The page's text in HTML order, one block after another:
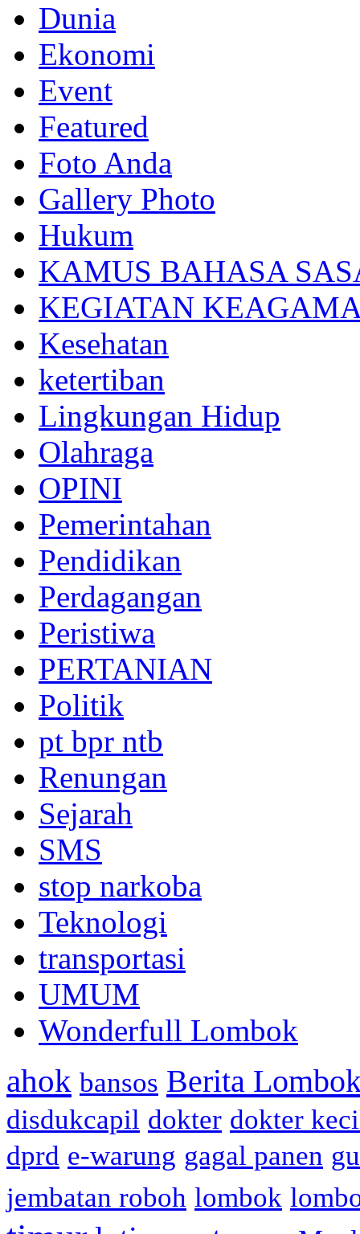
Dunia
Ekonomi
Event
Featured
Foto Anda
Gallery Photo
Hukum
KAMUS BAHASA
KEGIATAN
Kesehatan
ketertiban
Lingkungan Hidup
Olahraga
OPINI
Pemerintahan
Pendidikan
Perdagangan
Peristiwa
PERTANIAN
Politik
pt bpr ntb
Renungan
Sejarah
SMS
stop narkoba
Teknologi
transportasi
UMUM
Wonderfull Lombok
ahok bansos Berita
disdukcapil dokter dokter
dprd e-warung gagal panen
jembatan roboh lombok